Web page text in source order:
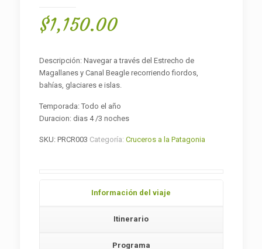
$1,150.00
Descripción: Navegar a través del Estrecho de
Magallanes y Canal Beagle recorriendo fiordos,
bahías, glaciares e islas.
Temporada: Todo el año
Duracion: dias 4 /3 noches
SKU: PRCR003 Categoría: Cruceros a la Patagonia
Información del viaje
Itinerario
Programa